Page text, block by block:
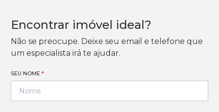
Encontrar imóvel ideal?
Não se preocupe. Deixe seu email e telefone que
um especialista irá te ajudar.
SEU NOME*